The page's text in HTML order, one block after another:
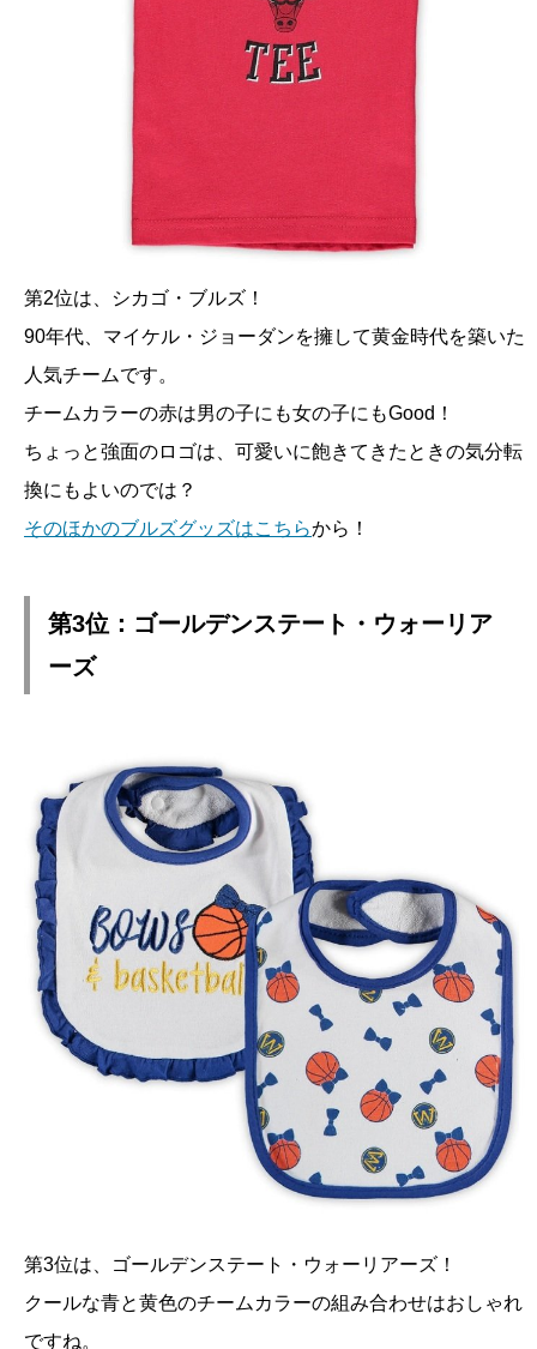
第2位は、シカゴ・ブルズ！
90年代、マイケル・ジョーダンを擁して黄金時代を築いた
人気チームです。
チームカラーの赤は男の子にも女の子にもGood！
ちょっと強面のロゴは、可愛いに飽きてきたときの気分転
換にもよいのでは？
そのほかのブルズグッズはこちらから！
第3位：ゴールデンステート・ウォーリア
ーズ
第3位は、ゴールデンステート・ウォーリアーズ！
クールな青と黄色のチームカラーの組み合わせはおしゃれ
ですね。